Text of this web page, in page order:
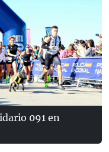
091 en